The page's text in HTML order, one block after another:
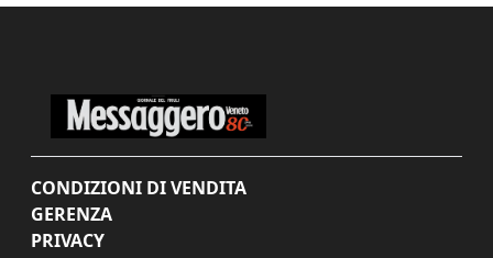
CONDIZIONI DI VENDITA
GERENZA
PRIVACY